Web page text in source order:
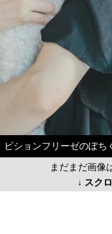
ビションフリーゼのぽち
まだまだ画像
↓ スク